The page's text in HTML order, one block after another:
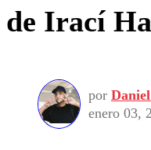
de Irací
por
enero 03,